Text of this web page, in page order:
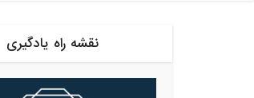
نقشه راه یادگیری